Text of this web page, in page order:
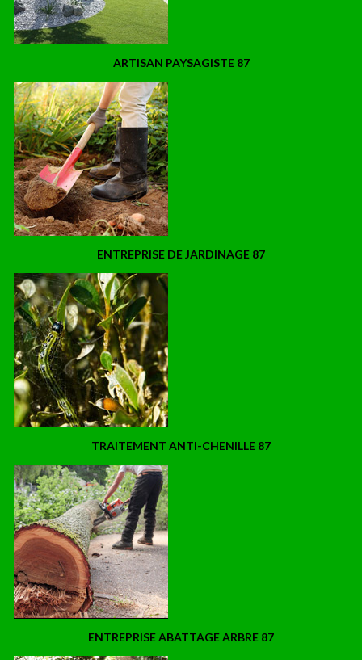
ARTISAN PAYSAGISTE 87
ENTREPRISE DE JARDINAGE 87
TRAITEMENT ANTI-CHENILLE 87
ENTREPRISE ABATTAGE ARBRE 87